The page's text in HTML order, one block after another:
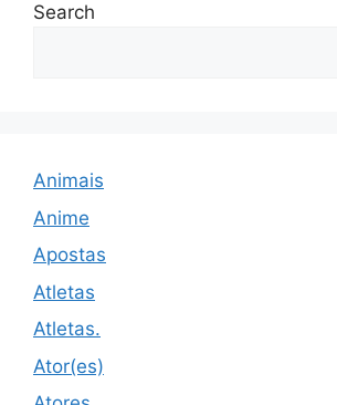
Search
Animais
Anime
Apostas
Atletas
Atletas.
Ator(es)